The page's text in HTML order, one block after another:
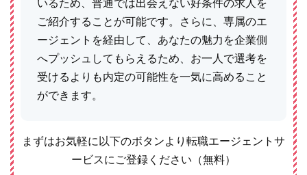
いるため、普通では出会えない好条件の求人を
ご紹介することが可能です。さらに、専属のエ
ージェントを経由して、あなたの魅力を企業側
へプッシュしてもらえるため、お一人で選考を
受けるよりも内定の可能性を一気に高めること
ができます。
まずはお気軽に以下のボタンより転職エージェントサ
ービスにご登録ください（無料）